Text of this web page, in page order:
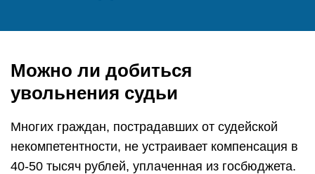
Можно ли добиться
увольнения судьи
Многих граждан, пострадавших от судейской
некомпетентности, не устраивает компенсация в
40-50 тысяч рублей, уплаченная из госбюджета.